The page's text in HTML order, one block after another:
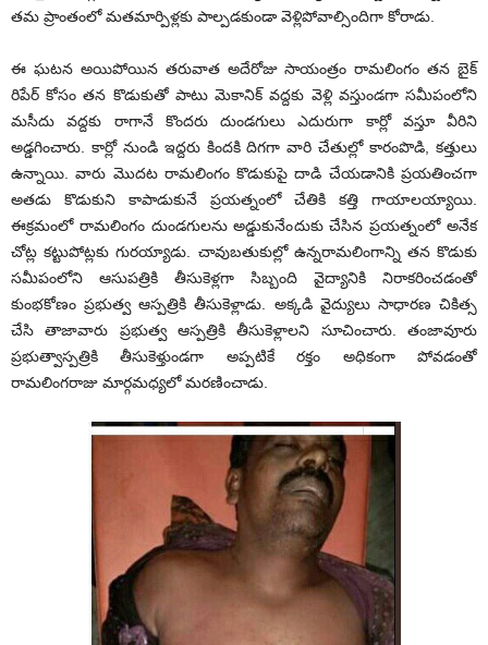
తమ ప్రాంతంలో మతమార్పిళ్లకు పాల్పడకుండా వెళ్లిపోవాల్సిందిగా కోరాడు.
ఈ ఘటన అయిపోయిన తరువాత అదేరోజు సాయంత్రం రామలింగం తన బైక్
రిపేర్ కోసం తన కొడుకుతో పాటు మెకానిక్ వద్దకు వెళ్లి వస్తుండగా సమీపంలోని
మసీదు వద్దకు రాగానే కొందరు దుండగులు ఎదురుగా కార్లో వస్తూ వీరిని
అడ్డగించారు. కార్లో నుండి ఇద్దరు కిందకి దిగగా వారి చేతుల్లో కారంపొడి, కత్తులు
ఉన్నాయి. వారు మొదట రామలింగం కొడుకుపై దాడి చేయడానికి ప్రయతించగా
అతడు కొడుకుని కాపాడుకునే ప్రయత్నంలో చేతికి కత్తి గాయాలయ్యాయి.
ఈక్రమంలో రామలింగం దుండగులను అడ్డుకునేందుకు చేసిన ప్రయత్నంలో అనేక
చోట్ల కట్టుపోట్లకు గురయ్యాడు. చావుబతుకుల్లో ఉన్నరామలింగాన్ని తన కొడుకు
సమీపంలోని ఆసుపత్రికి తీసుకెళ్లగా సిబ్బంది వైద్యానికి నిరాకరించడంతో
కుంభకోణం ప్రభుత్వ ఆస్పత్రికి తీసుకెళ్లాడు. అక్కడి వైద్యులు సాధారణ చికిత్స
చేసి తాజావారు ప్రభుత్వ ఆస్పత్రికి తీసుకెళ్లాలని సూచించారు. తంజావూరు
ప్రభుత్వాస్పత్రికి తీసుకెళ్తుండగా అప్పటికే రక్తం అధికంగా పోవడంతో
రామలింగరాజు మార్గమధ్యలో మరణించాడు.